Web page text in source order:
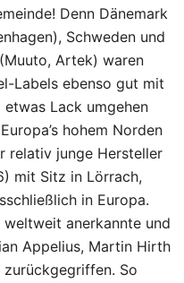
Denn Dänemark
), Schweden und
Muuto, Artek) waren
Labels ebenso gut mit
Lack umgehen
hohem Norden
relativ junge Hersteller
mit Sitz in Lörrach,
in Europa.
anerkannte und
Appelius, Martin Hirth
So